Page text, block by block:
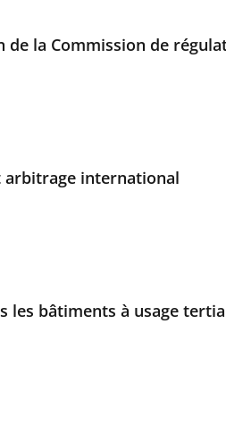
la Commission de
international
les bâtiments à usage